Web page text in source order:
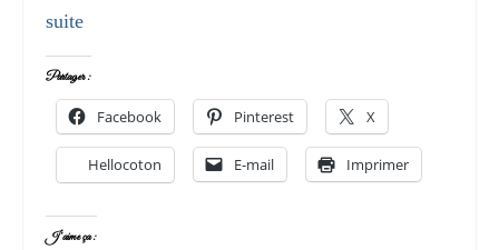
suite­­
Partager :
Facebook Pinterest X
Hellocoton E-mail Imprimer
J’aime ça :